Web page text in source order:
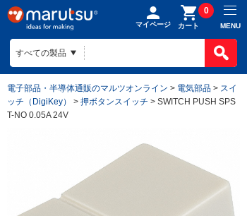
マイページ カート
0
MENU
電子部品・半導体通販のマルツオンライン > 電気部品 > スイ
ッチ（DigiKey）
> 押ボタンスイッチ > SWITCH PUSH SPS
T-NO 0.05A 24V